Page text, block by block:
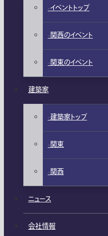
イベントトップ
関西のイベント
関東のイベント
建築家
建築家トップ
関東
関西
ニュース
会社情報